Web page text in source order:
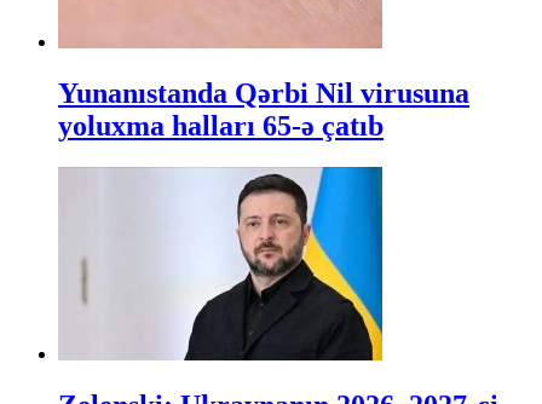
Yunanıstanda Qərbi Nil virusuna
yoluxma halları 65-ə çatıb